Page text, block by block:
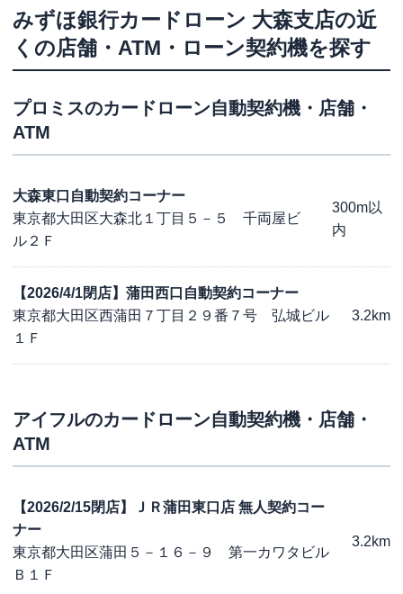
みずほ銀行カードローン 大森支店の近
くの店舗・ATM・ローン契約機を探す
プロミスのカードローン自動契約機・店舗・
ATM
大森東口自動契約コーナー
東京都大田区大森北１丁目５－５ 千両屋ビ
ル２Ｆ
300m以
内
【2026/4/1閉店】蒲田西口自動契約コーナー
東京都大田区西蒲田７丁目２９番７号 弘城ビル
１Ｆ
3.2km
アイフルのカードローン自動契約機・店舗・
ATM
【2026/2/15閉店】ＪＲ蒲田東口店 無人契約コー
ナー
東京都大田区蒲田５－１６－９ 第一カワタビル
Ｂ１Ｆ
3.2km